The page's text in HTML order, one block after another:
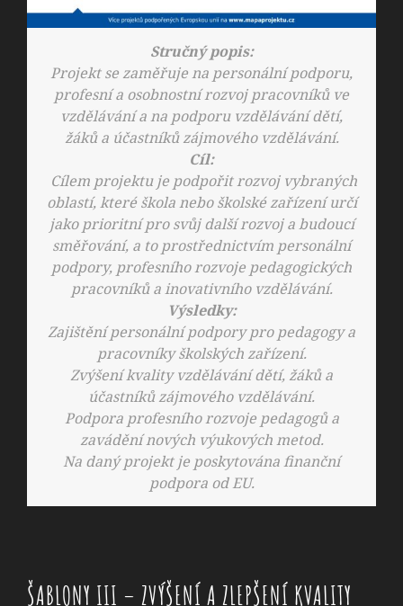
Stručný popis:
Projekt se zaměřuje na personální podporu,
profesní a osobnostní rozvoj pracovníků ve
vzdělávání a na podporu vzdělávání dětí,
žáků a účastníků zájmového vzdělávání.
Cíl:
Cílem projektu je podpořit rozvoj vybraných
oblastí, které škola nebo školské zařízení určí
jako prioritní pro svůj další rozvoj a budoucí
směřování, a to prostřednictvím personální
podpory, profesního rozvoje pedagogických
pracovníků a inovativního vzdělávání.
Výsledky:
Zajištění personální podpory pro pedagogy a
pracovníky školských zařízení.
Zvýšení kvality vzdělávání dětí, žáků a
účastníků zájmového vzdělávání.
Podpora profesního rozvoje pedagogů a
zavádění nových výukových metod.
Na daný projekt je poskytována finanční
podpora od EU.
ŠABLONY III – ZVÝŠENÍ A ZLEPŠENÍ KVALITY